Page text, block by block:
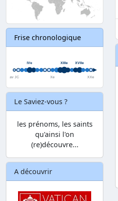
Frise chronologique
Le Saviez-vous ?
les prénoms, les saints
qu'ainsi l'on
(re)découvre...
A découvrir